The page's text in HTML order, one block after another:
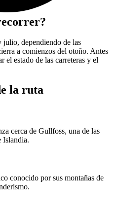
julio, dependiendo de las
a comienzos del otoño. Antes
el estado de las carreteras y el
la ruta
cerca de Gullfoss, una de las
Islandia.
conocido por sus montañas de